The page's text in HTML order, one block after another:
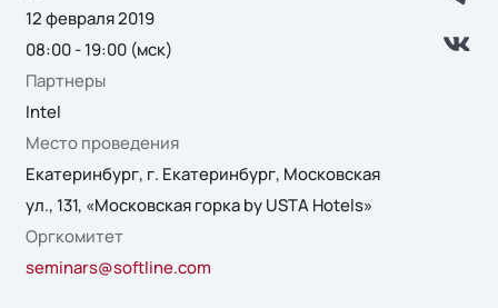
12 февраля 2019
08:00 - 19:00 (мск)
Партнеры
Intel
Место проведения
Екатеринбург, г. Екатеринбург, Московская
ул., 131, «Московская горка by USTA Hotels»
Оргкомитет
seminars@softline.com